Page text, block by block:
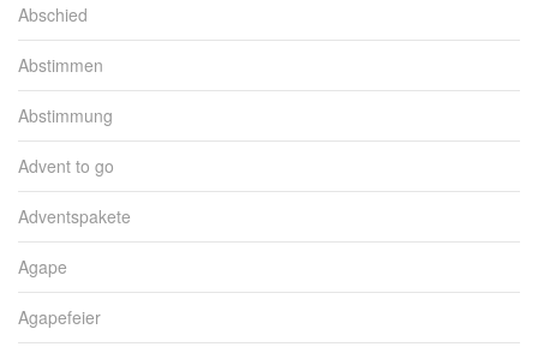
Abschied
Abstimmen
Abstimmung
Advent to go
Adventspakete
Agape
Agapefeier